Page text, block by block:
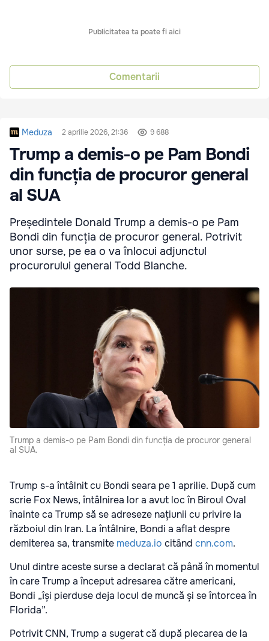
Publicitatea ta poate fi aici
Comentarii
Meduza 2 aprilie 2026, 21:36 9 688
Trump a demis-o pe Pam Bondi
din funcția de procuror general
al SUA
Președintele Donald Trump a demis-o pe Pam
Bondi din funcția de procuror general. Potrivit
unor surse, pe ea o va înlocui adjunctul
procurorului general Todd Blanche.
Trump a demis-o pe Pam Bondi din funcția de procuror general
al SUA.
Trump s-a întâlnit cu Bondi seara pe 1 aprilie. După cum
scrie Fox News, întâlnirea lor a avut loc în Biroul Oval
înainte ca Trump să se adreseze națiunii cu privire la
războiul din Iran. La întâlnire, Bondi a aflat despre
demiterea sa, transmite meduza.io citând cnn.com.
Unul dintre aceste surse a declarat că până în momentul
în care Trump a început adresarea către americani,
Bondi „își pierduse deja locul de muncă și se întorcea în
Florida”.
Potrivit CNN, Trump a sugerat că după plecarea de la